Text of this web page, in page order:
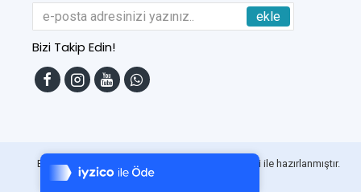
7/24 Canlı Destek
%100 Sorunsuz Alışveriş
ekle
Bizi Takip Edin!
Bu Site DumanSoft Gelişmiş E-Ticaret sistemleri ile hazırlanmıştır.